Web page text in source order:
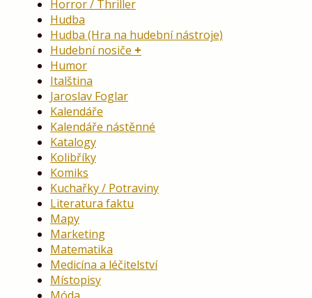
Horror / Thriller
Hudba
Hudba (Hra na hudební nástroje)
Hudební nosiče
Humor
Italština
Jaroslav Foglar
Kalendáře
Kalendáře nástěnné
Katalogy
Kolibříky
Komiks
Kuchařky / Potraviny
Literatura faktu
Mapy
Marketing
Matematika
Medicína a léčitelství
Místopisy